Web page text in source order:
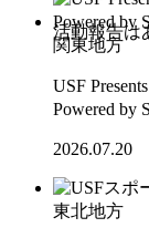
関東地方
USF
Powered
2026.07.20
東北地方